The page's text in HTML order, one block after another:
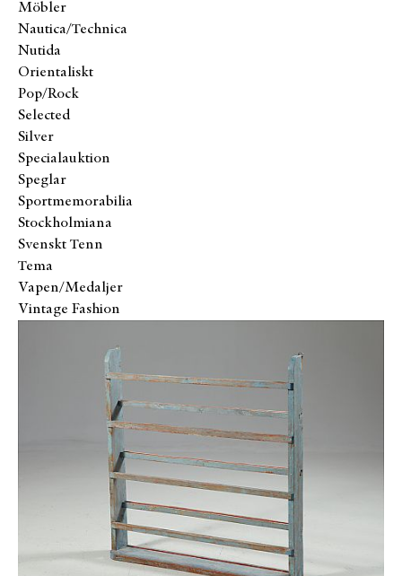
Möbler
Nautica/Technica
Nutida
Orientaliskt
Pop/Rock
Selected
Silver
Specialauktion
Speglar
Sportmemorabilia
Stockholmiana
Svenskt Tenn
Tema
Vapen/Medaljer
Vintage Fashion